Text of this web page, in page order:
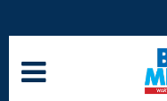
NASIONAL